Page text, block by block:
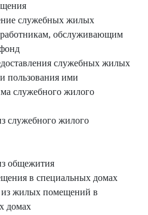
служебных жилых
обслуживающим
служебных жилых
пользования ими
служебного жилого
служебного жилого
общежития
в специальных домах
жилых помещений в
домах